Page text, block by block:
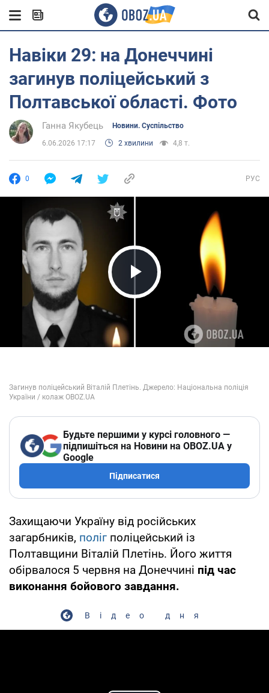
Навіки 29: на Донеччині
загинув поліцейський з
Полтавської області. Фото
Ганна Якубець Новини. Суспільство
6.06.2026 17:17 2 хвилини 4,8 т.
0 РУС
Play Video
Будьте першими у курсі головного —
підпишіться на Новини на OBOZ.UA у
Google
Підписатися
Захищаючи Україну від російських
загарбників, поліг поліцейський із
Полтавщини Віталій Плетінь. Його життя
обірвалося 5 червня на Донеччині під час
виконання бойового завдання.
Відео дня